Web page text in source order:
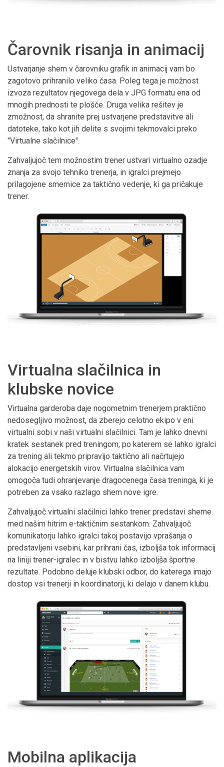
Čarovnik risanja in animacij
Ustvarjanje shem v čarovniku grafik in animacij vam bo
zagotovo prihranilo veliko časa. Poleg tega je možnost
izvoza rezultatov njegovega dela v JPG formatu ena od
mnogih prednosti te plošče. Druga velika rešitev je
zmožnost, da shranite prej ustvarjene predstavitve ali
datoteke, tako kot jih delite s svojimi tekmovalci preko
"Virtualne slačilnice".
Zahvaljujoč tem možnostim trener ustvari virtualno ozadje
znanja za svojo tehniko trenerja, in igralci prejmejo
prilagojene smernice za taktično vedenje, ki ga pričakuje
trener.
Virtualna slačilnica in
klubske novice
Virtualna garderoba daje nogometnim trenerjem praktično
nedosegljivo možnost, da zberejo celotno ekipo v eni
virtualni sobi v naši virtualni slačilnici. Tam je lahko dnevni
kratek sestanek pred treningom, po katerem se lahko igralci
za trening ali tekmo pripravijo taktično ali načrtujejo
alokacijo energetskih virov. Virtualna slačilnica vam
omogoča tudi ohranjevanje dragocenega časa treninga, ki je
potreben za vsako razlago shem nove igre.
Zahvaljujoč virtualni slačilnici lahko trener predstavi sheme
med našim hitrim e-taktičnim sestankom. Zahvaljujoč
komunikatorju lahko igralci takoj postavijo vprašanja o
predstavljeni vsebini, kar prihrani čas, izboljša tok informacij
na liniji trener-igralec in v bistvu lahko izboljša športne
rezultate. Podobno deluje klubski odbor, do katerega imajo
dostop vsi trenerji in koordinatorji, ki delajo v danem klubu.
Mobilna aplikacija